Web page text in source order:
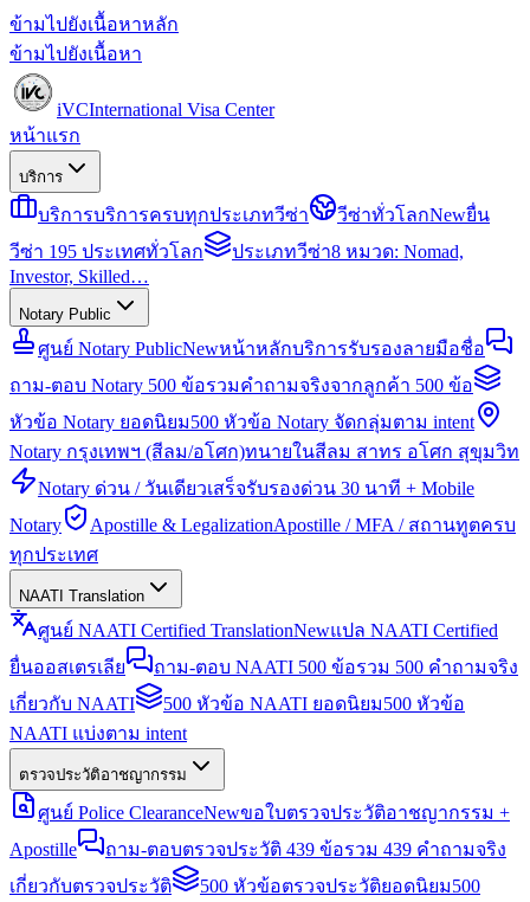
ข้ามไปยังเนื้อหาหลัก
ข้ามไปยังเนื้อหา
iVCInternational Visa Center
หน้าแรก
บริการ
บริการบริการครบทุกประเภทวีซ่า วีซ่าทั่วโลกNewยื่น
วีซ่า 195 ประเทศทั่วโลก
ประเภทวีซ่า8 หมวด: Nomad,
Investor, Skilled…
Notary Public
ศูนย์ Notary PublicNewหน้าหลักบริการรับรองลายมือชื่อ
ถาม-ตอบ Notary 500 ข้อรวมคำถามจริงจากลูกค้า 500 ข้อ
หัวข้อ Notary ยอดนิยม500 หัวข้อ Notary จัดกลุ่มตาม intent
Notary กรุงเทพฯ (สีลม/อโศก)ทนายในสีลม สาทร อโศก สุขุมวิท
Notary ด่วน / วันเดียวเสร็จรับรองด่วน 30 นาที + Mobile
Notary
Apostille & LegalizationApostille / MFA / สถานทูตครบ
ทุกประเทศ
NAATI Translation
ศูนย์ NAATI Certified TranslationNewแปล NAATI Certified
ยื่นออสเตรเลีย
ถาม-ตอบ NAATI 500 ข้อรวม 500 คำถามจริง
เกี่ยวกับ NAATI
500 หัวข้อ NAATI ยอดนิยม500 หัวข้อ
NAATI แบ่งตาม intent
ตรวจประวัติอาชญากรรม
ศูนย์ Police ClearanceNewขอใบตรวจประวัติอาชญากรรม +
Apostille
ถาม-ตอบตรวจประวัติ 439 ข้อรวม 439 คำถามจริง
เกี่ยวกับตรวจประวัติ
500 หัวข้อตรวจประวัติยอดนิยม500